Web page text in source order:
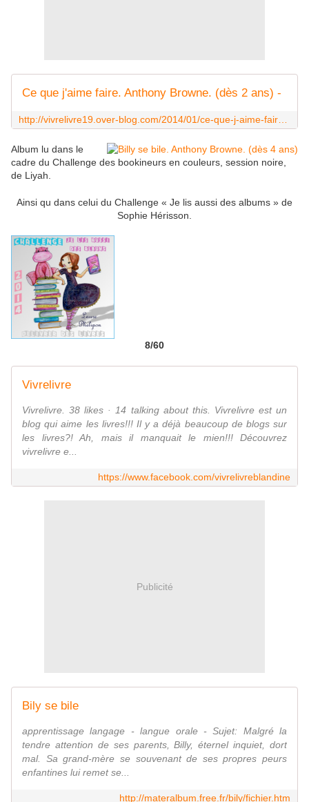
Ce que j'aime faire. Anthony Browne. (dès 2 ans) -
Album lu dans le
cadre du Challenge des bookineurs en couleurs, session noire,
de Liyah.
Ainsi qu dans celui du Challenge « Je lis aussi des albums » de
Sophie Hérisson.
8/60
Vivrelivre
Vivrelivre. 38 likes · 14 talking about this. Vivrelivre est un
blog qui aime les livres!!! Il y a déjà beaucoup de blogs sur
les livres?! Ah, mais il manquait le mien!!! Découvrez
vivrelivre e...
https://www.facebook.com/vivrelivreblandine
Publicité
Bily se bile
apprentissage langage - langue orale - Sujet: Malgré la
tendre attention de ses parents, Billy, éternel inquiet, dort
mal. Sa grand-mère se souvenant de ses propres peurs
enfantines lui remet se...
http://materalbum.free.fr/bily/fichier.htm